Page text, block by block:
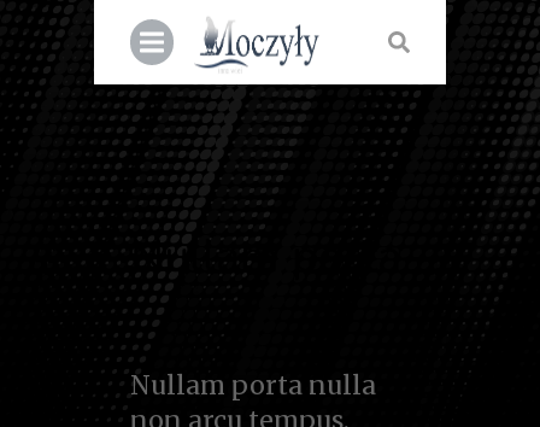
Nullam porta
Nullam porta nulla
non arcu tempus.